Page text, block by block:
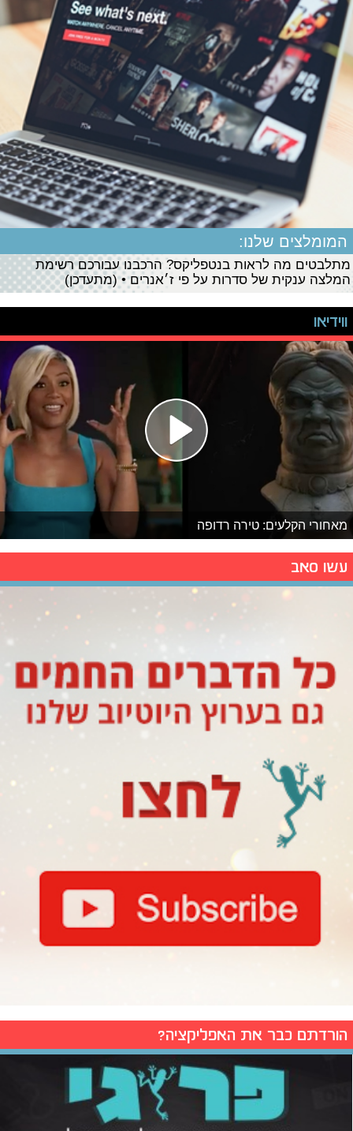
המומלצים שלנו:
מתלבטים מה לראות בנטפליקס? הרכבנו עבורכם רשימת
המלצה ענקית של סדרות על פי ז׳אנרים • (מתעדכן)
ווידיאו
מאחורי הקלעים: טירה רדופה
עשו סאב
הורדתם כבר את האפליקציה?